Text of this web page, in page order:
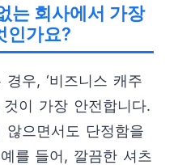
는 회사에서 가장
인가요?
우, ‘비즈니스 캐주
것이 가장 안전합니다.
으면서도 단정함을
를 들어, 깔끔한 셔츠